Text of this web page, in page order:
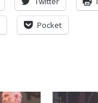
Pocket